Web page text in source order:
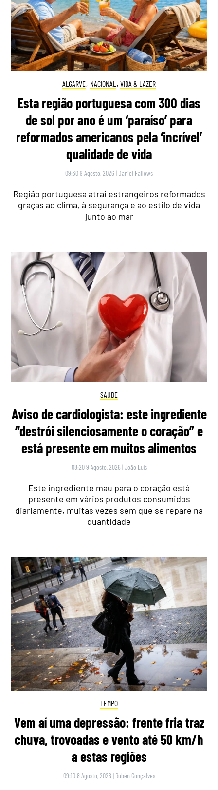
ALGARVE, NACIONAL , VIDA & LAZER
Esta região portuguesa com 300 dias
de sol por ano é um ‘paraíso’ para
reformados americanos pela ‘incrível’
qualidade de vida
09:30 9 Agosto, 2026 | Daniel Fallows
Região portuguesa atrai estrangeiros reformados
graças ao clima, à segurança e ao estilo de vida
junto ao mar
SAÚDE
Aviso de cardiologista: este ingrediente
“destrói silenciosamente o coração” e
está presente em muitos alimentos
08:20 9 Agosto, 2026 |João Luís
Este ingrediente mau para o coração está
presente em vários produtos consumidos
diariamente, muitas vezes sem que se repare na
quantidade
TEMPO
Vem aí uma depressão: frente fria traz
chuva, trovoadas e vento até 50 km/h
a estas regiões
09:10 8 Agosto, 2026 | Rubén Gonçalves